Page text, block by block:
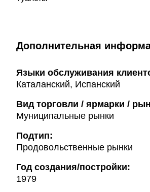
Дополнительная
Языки обслуживания
Каталанский, Испанский
Вид торговли / ярмарки /
Муниципальные рынки
Подтип:
Продовольственные рынки
Год создания/постройки:
1979